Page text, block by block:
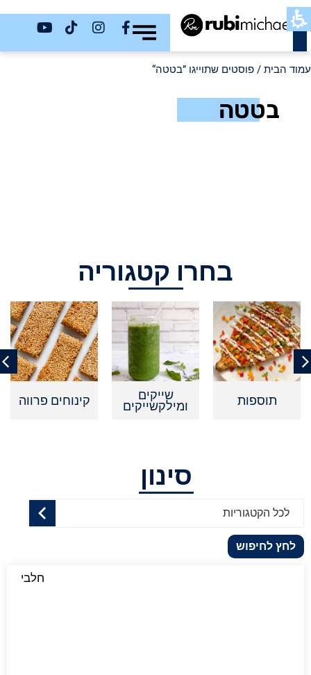
כשר
עמוד הבית / פוסטים שתוייגו ”בטטה“
בטטה
בחרו קטגוריה
תוספות שייקים
ומילקשייקים קינוחים פרווה
סינון
לכל הקטגוריות
לחץ לחיפוש
חלבי